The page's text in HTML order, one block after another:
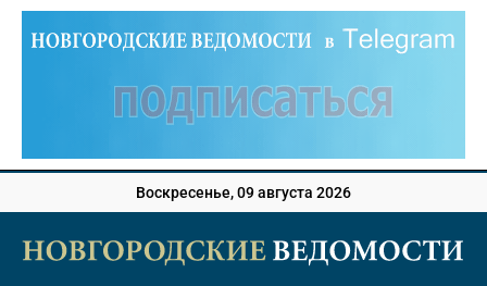
Воскресенье, 09 августа 2026